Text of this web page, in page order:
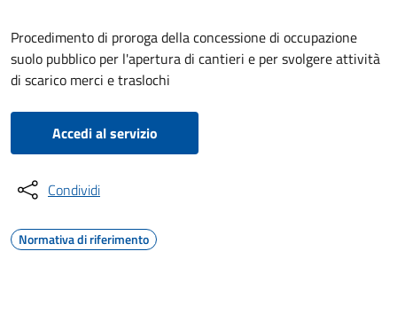
Procedimento di proroga della concessione di occupazione
suolo pubblico per l'apertura di cantieri e per svolgere attività
di scarico merci e traslochi
Accedi al servizio
Condividi
Normativa di riferimento